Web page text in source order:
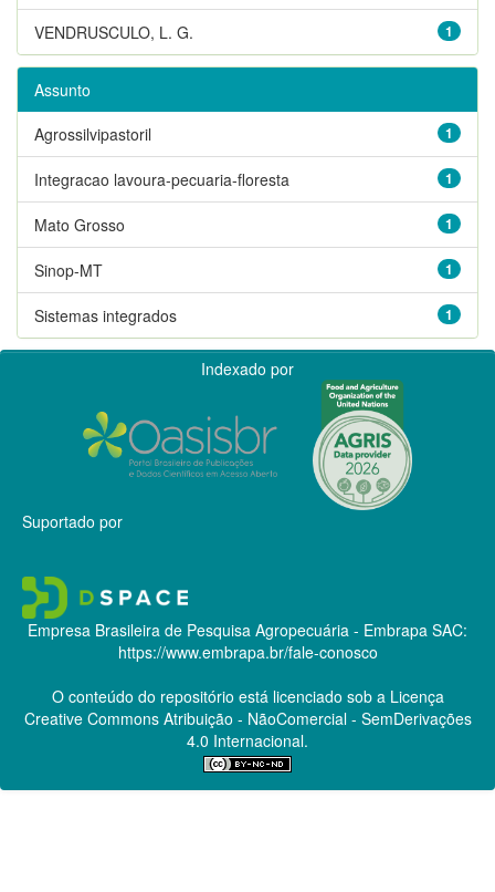
1
VENDRUSCULO, L. G.
Assunto
1
Agrossilvipastoril
1
Integracao lavoura-pecuaria-floresta
1
Mato Grosso
1
Sinop-MT
1
Sistemas integrados
Indexado por
Suportado por
Empresa Brasileira de Pesquisa Agropecuária - Embrapa SAC:
https://www.embrapa.br/fale-conosco
O conteúdo do repositório está licenciado sob a Licença
Creative CommonsAtribuição - NãoComercial - SemDerivações
4.0 Internacional.